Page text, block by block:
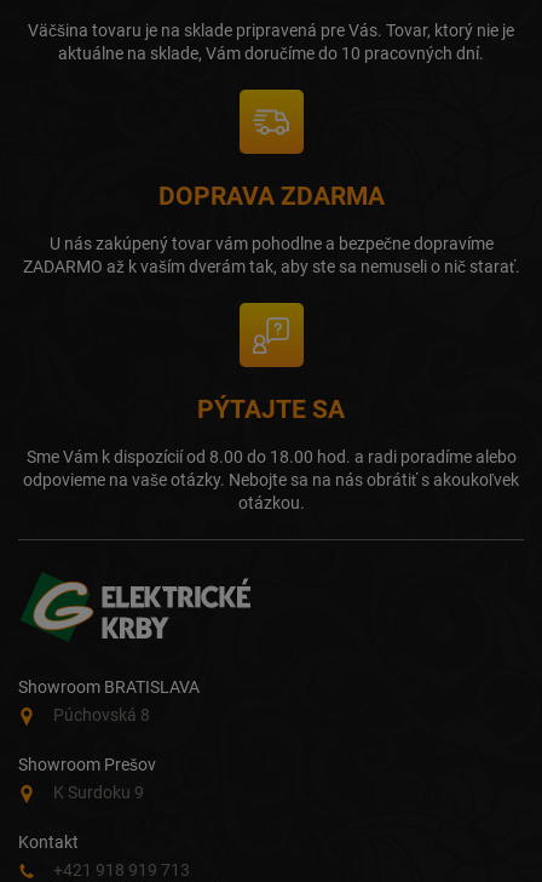
Väčšina tovaru je na sklade pripravená pre Vás. Tovar, ktorý nie je
aktuálne na sklade, Vám doručíme do 10 pracovných dní.
DOPRAVA ZDARMA
U nás zakúpený tovar vám pohodlne a bezpečne dopravíme
ZADARMO až k vaším dverám tak, aby ste sa nemuseli o nič starať.
PÝTAJTE SA
Sme Vám k dispozícií od 8.00 do 18.00 hod. a radi poradíme alebo
odpovieme na vaše otázky. Nebojte sa na nás obrátiť s akoukoľvek
otázkou.
Showroom BRATISLAVA
Púchovská 8
Showroom Prešov
K Surdoku 9
Kontakt
+421 918 919 713